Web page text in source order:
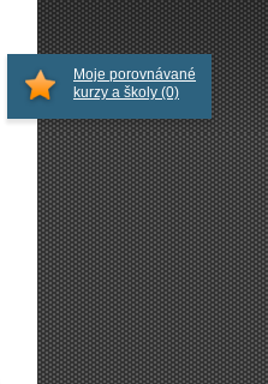
Moje porovnávané
kurzy a školy (0)